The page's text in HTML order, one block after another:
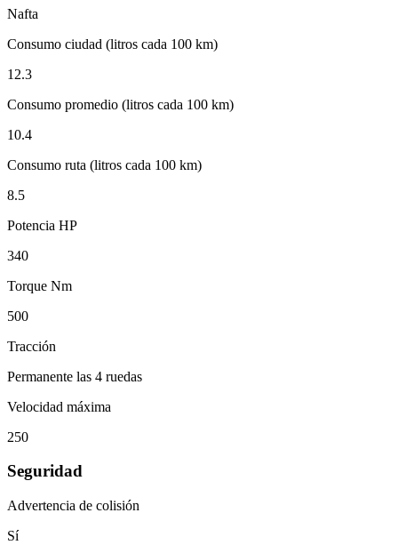
Nafta
Consumo ciudad (litros cada 100 km)
12.3
Consumo promedio (litros cada 100 km)
10.4
Consumo ruta (litros cada 100 km)
8.5
Potencia HP
340
Torque Nm
500
Tracción
Permanente las 4 ruedas
Velocidad máxima
250
Seguridad
Advertencia de colisión
Sí